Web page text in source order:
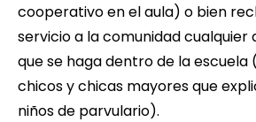
cooperativo en el aula) o bien
servicio a la comunidad cualquier
que se haga dentro de la escuela
chicos y chicas mayores que
niños de parvulario).